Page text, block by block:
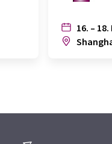
16. –